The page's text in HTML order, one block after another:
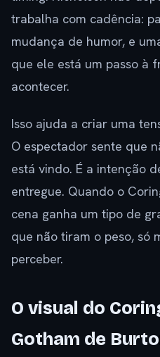
trabalha com cadência:
mudança de humor, e
que ele está um passo à
acontecer.
Isso ajuda a criar uma
O espectador sente que
está vindo. É a intenção
entregue. Quando o
cena ganha um tipo de
que não tiram o peso, só
perceber.
O visual do
Gotham de